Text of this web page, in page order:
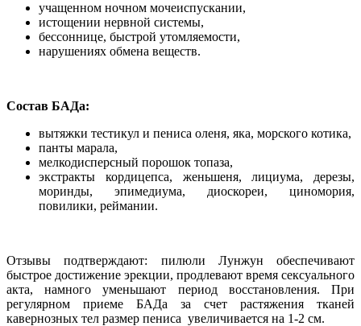
учащенном ночном мочеиспускании,
истощении нервной системы,
бессоннице, быстрой утомляемости,
нарушениях обмена веществ.
Состав БАДа:
вытяжки тестикул и пениса оленя, яка, морского котика,
панты марала,
мелкодисперсный порошок топаза,
экстракты кордицепса, женьшеня, лициума, дерезы,
моринды, эпимедиума, диоскореи, циномория,
повилики, реймании.
Отзывы подтверждают: пилюли Лунжун обеспечивают
быстрое достижение эрекции, продлевают время сексуального
акта, намного уменьшают период восстановления. При
регулярном приеме БАДа за счет растяжения тканей
кавернозных тел размер пениса увеличивается на 1-2 см.